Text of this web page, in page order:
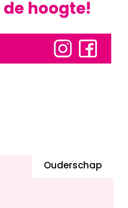
de hoogte!
Ouderschap